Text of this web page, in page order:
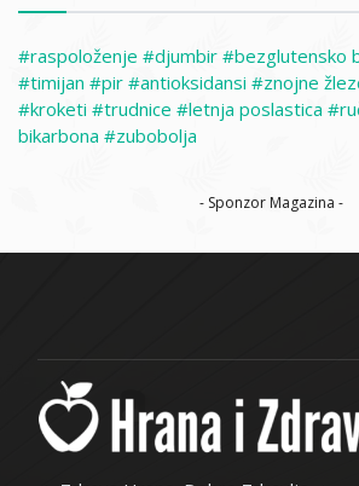
raspoloženje djumbir bezglutensko
timijan
pir antioksidansi znojne
kroketi
trudnice letnja poslastica
bikarbona
zubobolja
- Sponzor Magazina -